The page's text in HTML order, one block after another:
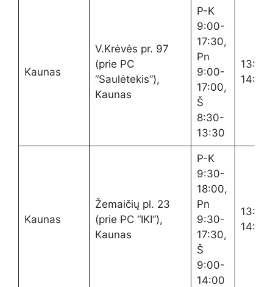
Kaunas
V.Krėvės pr. 97
(prie PC
“Saulėtekis”),
Kaunas
P-K
9:00-
17:30,
Pn
9:00-
17:00,
Š
8:30-
13:30
13:00-
14:00
Kaunas
Žemaičių pl. 23
(prie PC “IKI”),
Kaunas
P-K
9:30-
18:00,
Pn
9:30-
17:30,
Š
9:00-
14:00
13:30-
14:30